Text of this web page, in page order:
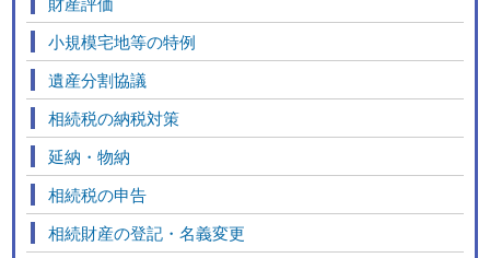
小規模宅地等の特例
遺産分割協議
相続税の納税対策
延納・物納
相続税の申告
相続財産の登記・名義変更